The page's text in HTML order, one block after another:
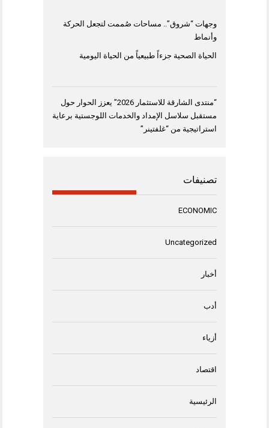
وجهات “شروق”.. مساحات صُممت لتجعل الحركة
وأنماط
الحياة الصحية جزءاً طبيعياً من الحياة اليومية
“منتدى الشارقة للاستثمار 2026” يعزز الحوار حول
مستقبل سلاسل الإمداد والخدمات اللوجستية برعاية
استراتيجية من “غلفتينر”
تصنيفات
ECONOMIC
Uncategorized
أخبار
أدب
أزياء
اقتصاد
الرئيسية